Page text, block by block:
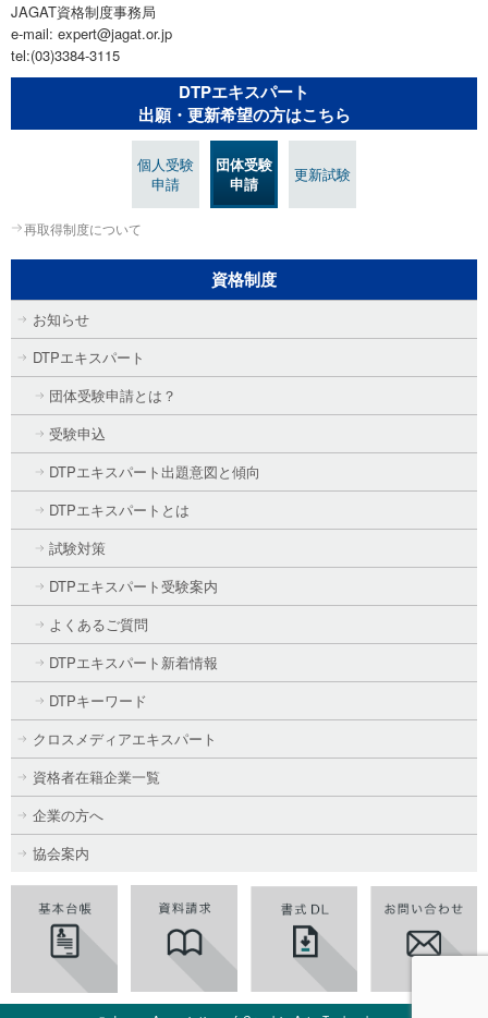
JAGAT資格制度事務局
e-mail: expert@jagat.or.jp
tel:(03)3384-3115
DTPエキスパート
出願・更新希望の方はこちら
個人受験
申請
団体受験
申請
更新試験
再取得制度について
資格制度
お知らせ
DTPエキスパート
団体受験申請とは？
受験申込
DTPエキスパート出題意図と傾向
DTPエキスパートとは
試験対策
DTPエキスパート受験案内
よくあるご質問
DTPエキスパート新着情報
DTPキーワード
クロスメディアエキスパート
資格者在籍企業一覧
企業の方へ
協会案内